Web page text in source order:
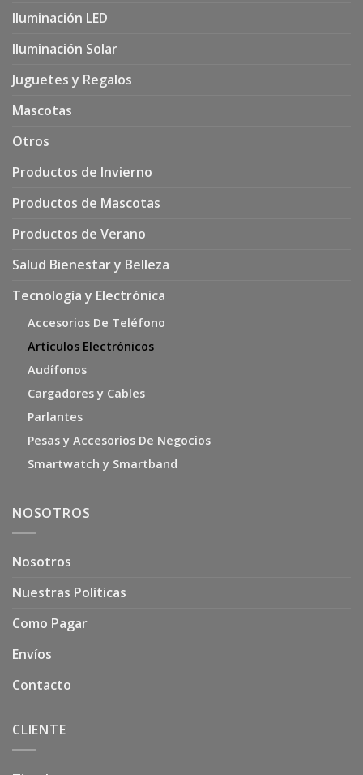
Iluminación LED
Iluminación Solar
Juguetes y Regalos
Mascotas
Otros
Productos de Invierno
Productos de Mascotas
Productos de Verano
Salud Bienestar y Belleza
Tecnología y Electrónica
Accesorios De Teléfono
Artículos Electrónicos
Audífonos
Cargadores y Cables
Parlantes
Pesas y Accesorios De Negocios
Smartwatch y Smartband
NOSOTROS
Nosotros
Nuestras Políticas
Como Pagar
Envíos
Contacto
CLIENTE